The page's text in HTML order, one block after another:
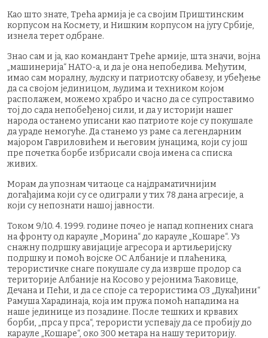
Као што знате, Трећа армија је са својим Приштинским
корпусом на Космету, и Нишким корпусом на југу Србије,
изнела терет одбране.
Знао сам и ја, као командант Треће армије, шта значи, војна
„машинерија“ НАТО-а, и да је она непобедива. Међутим,
имао сам моралну, људску и патриотску обавезу, и убеђење
да са својом јединицом, људима и техником којом
располажем, можемо храбро и часно да се супроставимо
тој до сада непобеђеној сили, и да у историји нашег
народа останемо уписани као патриоте које су покушале
да ураде немогуће. Да станемо уз раме са легендарним
мајором Гавриловићем и његовим јунацима, који су још
пре почетка борбе избрисали своја имена са списка
живих.
Морам да упознам читаоце са најдраматичнијим
догађајима који су се одиграли у тих 78 дана агресије, а
који су непознати нашој јавности.
Током 9/10. 4. 1999. године почео је напад копнених снага
на фронту од карауле „Морина“ до карауле „Кошаре“. Уз
снажну подршку авијације агресора и артиљеријску
подршку и помоћ војске ОС Албаније и плаћеника,
терористичке снаге покушале су да изврше продор са
територије Албаније на Косово у рејонима Ђаковице,
Дечана и Пећи, и да се споје са терористима ОЗ „Дукађини“
Рамуша Харадинаја, која им пружа помоћ нападима на
наше јединице из позадине. После тешких и крвавих
борби, „прса у прса“, терористи успевају да се пробију до
карауле „Кошаре“, око 300 метара на нашу територију.